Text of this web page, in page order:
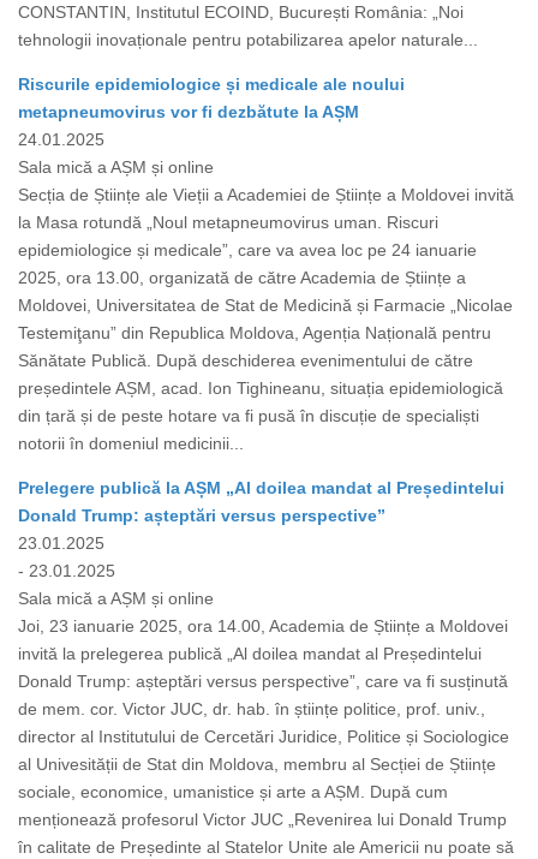
CONSTANTIN, Institutul ECOIND, București România: „Noi
tehnologii inovaționale pentru potabilizarea apelor naturale...
Riscurile epidemiologice și medicale ale noului
metapneumovirus vor fi dezbătute la AȘM
24.01.2025
Sala mică a AȘM și online
Secția de Științe ale Vieții a Academiei de Științe a Moldovei invită
la Masa rotundă „Noul metapneumovirus uman. Riscuri
epidemiologice și medicale”, care va avea loc pe 24 ianuarie
2025, ora 13.00, organizată de către Academia de Științe a
Moldovei, Universitatea de Stat de Medicină și Farmacie „Nicolae
Testemiţanu” din Republica Moldova, Agenția Națională pentru
Sănătate Publică. După deschiderea evenimentului de către
președintele AȘM, acad. Ion Tighineanu, situația epidemiologică
din țară și de peste hotare va fi pusă în discuție de specialiști
notorii în domeniul medicinii...
Prelegere publică la AȘM „Al doilea mandat al Președintelui
Donald Trump: așteptări versus perspective”
23.01.2025
- 23.01.2025
Sala mică a AȘM și online
Joi, 23 ianuarie 2025, ora 14.00, Academia de Științe a Moldovei
invită la prelegerea publică „Al doilea mandat al Președintelui
Donald Trump: așteptări versus perspective”, care va fi susținută
de mem. cor. Victor JUC, dr. hab. în științe politice, prof. univ.,
director al Institutului de Cercetări Juridice, Politice și Sociologice
al Univesității de Stat din Moldova, membru al Secției de Științe
sociale, economice, umanistice și arte a AȘM. După cum
menționează profesorul Victor JUC „Revenirea lui Donald Trump
în calitate de Președinte al Statelor Unite ale Americii nu poate să